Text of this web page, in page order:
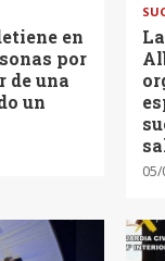
en
por
de una
un